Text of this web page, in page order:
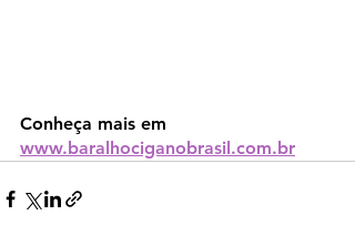
Conheça mais em
www.baralhociganobrasil.com.br